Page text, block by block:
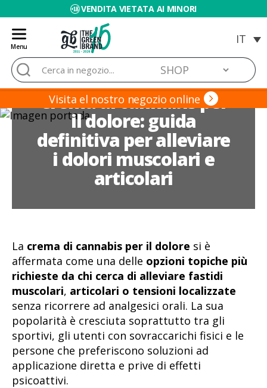
VENDITA VIETATA AI MINORI
Menu
Blog
de
Grow
Barato
Cerca:
Visita el nostro negozio online
Crema al cannabis per
il dolore: guida
definitiva per alleviare
i dolori muscolari e
articolari
La crema di cannabis per il dolore si è
affermata come una delle opzioni topiche più
richieste da chi cerca di alleviare fastidi
muscolari, articolari o tensioni localizzate
senza ricorrere ad analgesici orali. La sua
popolarità è cresciuta soprattutto tra gli
sportivi, gli utenti con sovraccarichi fisici e le
persone che preferiscono soluzioni ad
applicazione diretta e prive di effetti
psicoattivi.